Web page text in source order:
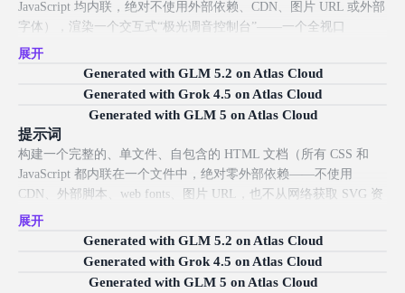
JavaScript 均内联，绝对不使用外部依赖、CDN、图片 URL 或外部
字体），渲染一个交互式“极光调音控制台”——一个全视口
WebGL 体验，呈现午夜极地天空，其中极光必须在 GLSL fragment
shader 中实时计算，绝不能用 sprites、textures 或 particle stacks 伪
造。 核心渲染要求：渲染一个单一的全屏 quad，并在 fragment
shader 中完成所有视觉工作。北极光必须由分层 fractal
value/simplex noise（fbm，4–6 个 octaves）程序化生成，并通过统
一时钟随时间流动和扭曲，形成高耸的垂直光幕，会呼吸、涟动、
打结并消散。将极光建模为自发光的体积辉光：沿垂直衰减累积亮
度，在每道光幕底部加入柔和 bloom，并在黑暗的上空散布微弱漂
为天空，底部是一道黑色剪影山脊和一片镜面般静止的湖水，湖面
以柔和涟漪、垂直镜像的方式反射极光和星辰。基础色板为近黑靛
蓝（深蓝紫色夜空）；极光是唯一高饱和元素——克制、明亮、半
透明，绝不刺眼俗艳。 交互（全部实时、流畅且反馈清晰）： -
展开
Generated with GLM 5.2 on Atlas Cloud
Generated with Grok 4.5 on Atlas Cloud
Generated with GLM 5 on Atlas Cloud
提示词
构建一个完整的、单文件、自包含的 HTML 文档（所有 CSS 和
JavaScript 都内联在一个文件中，绝对零外部依赖——不使用
CDN、外部脚本、web fonts、图片 URL，也不从网络获取 SVG 资
源；所有声音都用原生 Web Audio API 生成，所有视觉都用 CSS
和 Canvas/DOM 绘制），可直接在任何现代浏览器中打开，并运行
一个可演奏的赛博朋克步进音序器鼓机，视觉语言采用 1980 年代
synthwave 霓虹风格。 核心乐器：渲染一个发光的步进矩阵，16 列
展开
Generated with GLM 5.2 on Atlas Cloud
Generated with Grok 4.5 on Atlas Cloud
Generated with GLM 5 on Atlas Cloud